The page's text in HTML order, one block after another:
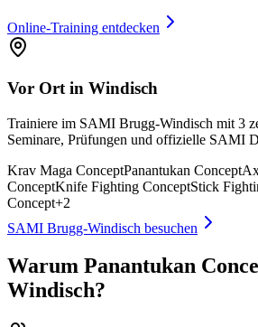
Online-Training entdecken
Vor Ort in Windisch
Trainiere im SAMI Brugg-Windisch mit 3
Seminare, Prüfungen und offizielle SAMI
Krav Maga ConceptPanantukan Concept
ConceptKnife Fighting ConceptStick
Concept+2
SAMI Brugg-Windisch besuchen
Warum Panantukan
Windisch?